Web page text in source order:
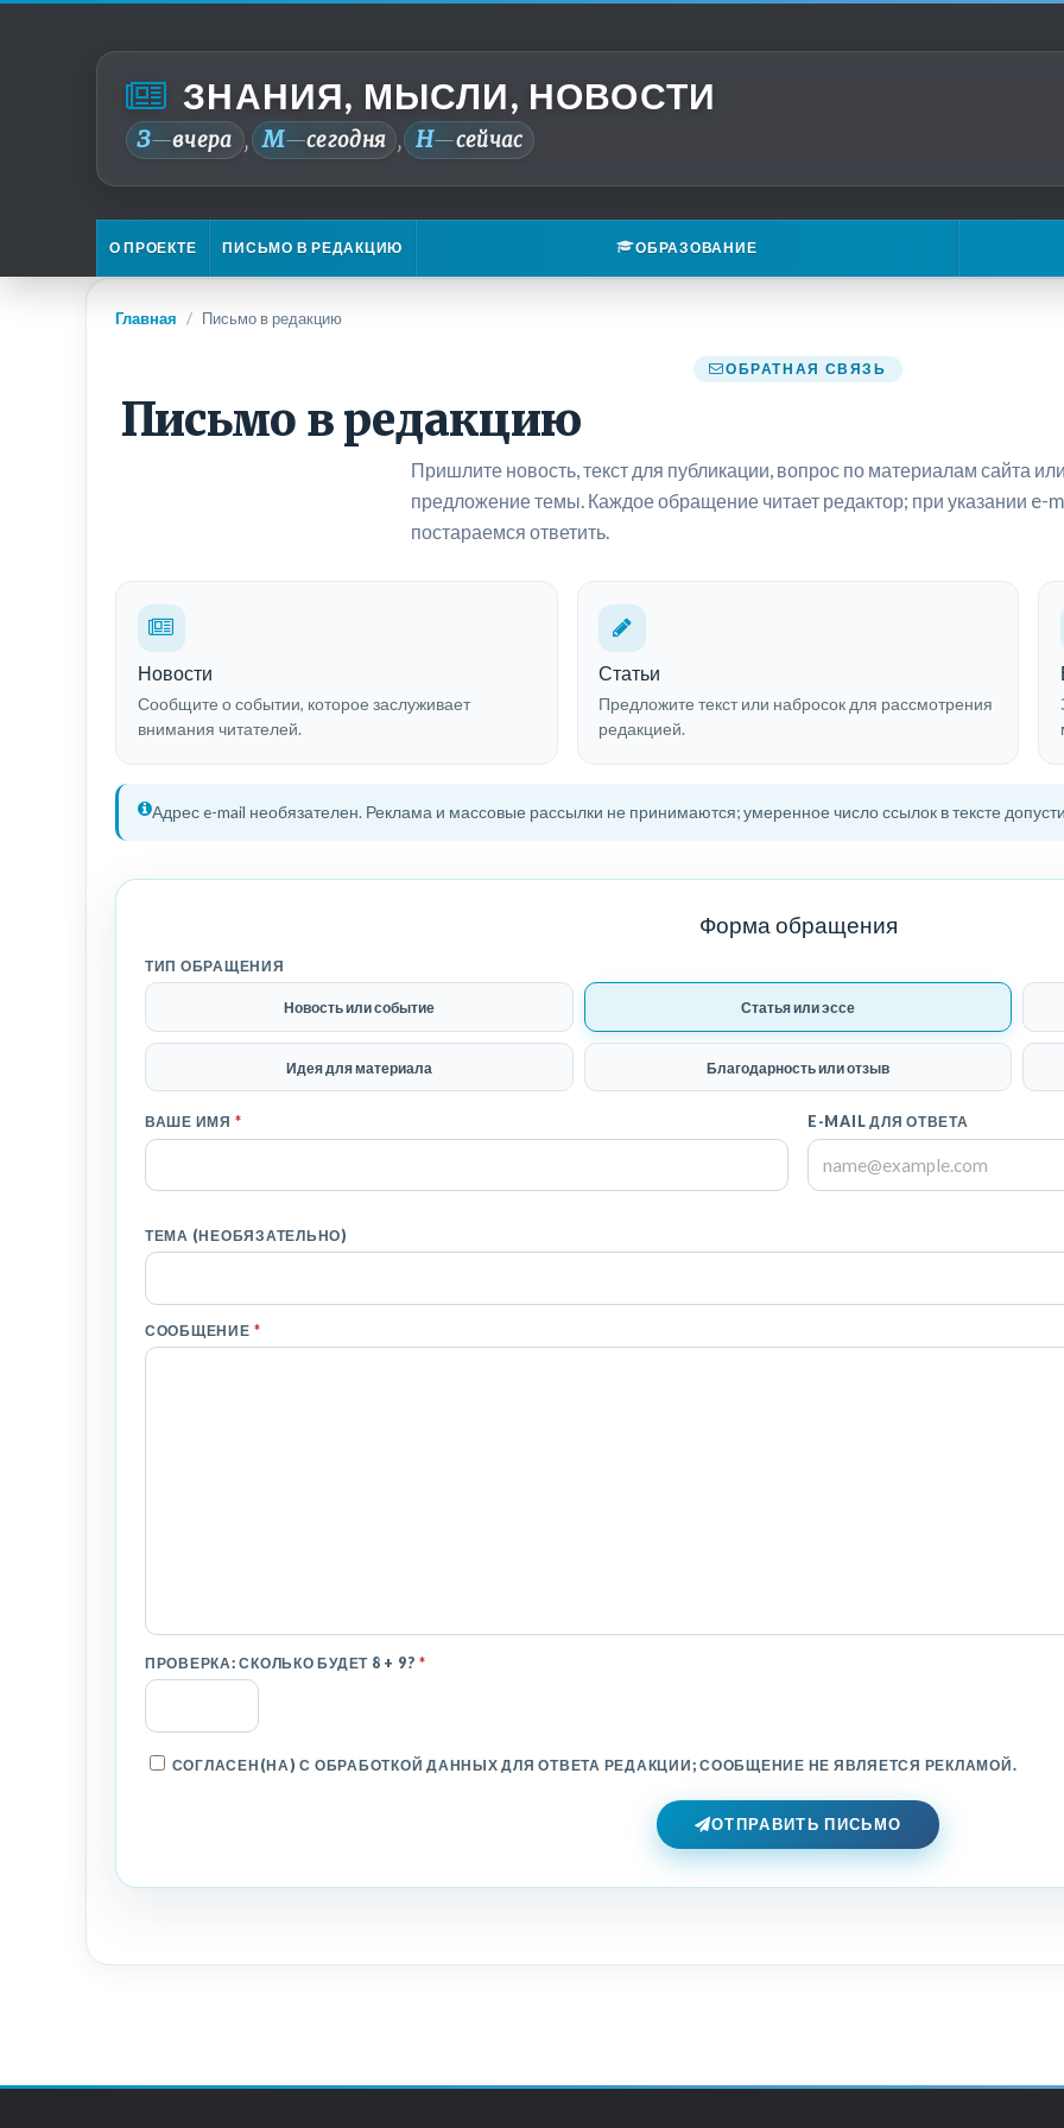
ЗНАНИЯ, МЫСЛИ, НОВОСТИ
З—вчера , М—сегодня , Н—сейчас
О ПРОЕКТЕ ПИСЬМО В РЕДАКЦИЮ ОБРАЗОВАНИЕ
Главная / Письмо в редакцию
ОБРАТНАЯ СВЯЗЬ
Письмо в редакцию
Пришлите новость, текст для публикации, вопрос по материалам сайта или
предложение темы. Каждое обращение читает редактор; при указании e-
постараемся ответить.
Новости
Сообщите о событии, которое заслуживает
внимания читателей.
Статьи
Предложите текст или набросок для рассмотрения
редакцией.
Адрес e-mail необязателен. Реклама и массовые рассылки не принимаются; умеренное число ссылок в тексте
Форма обращения
ТИП ОБРАЩЕНИЯ
Новость или событие Статья или эссе
Идея для материала Благодарность или отзыв
ВАШЕ ИМЯ * E-MAIL ДЛЯ ОТВЕТА
ТЕМА (НЕОБЯЗАТЕЛЬНО)
СООБЩЕНИЕ *
ПРОВЕРКА: СКОЛЬКО БУДЕТ 8 + 9?*
СОГЛАСЕН(НА) С ОБРАБОТКОЙ ДАННЫХ ДЛЯ ОТВЕТА РЕДАКЦИИ; СООБЩЕНИЕ НЕ ЯВЛЯЕТСЯ РЕКЛАМОЙ.
ОТПРАВИТЬ ПИСЬМО